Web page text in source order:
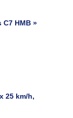
HMB »
25 km/h,